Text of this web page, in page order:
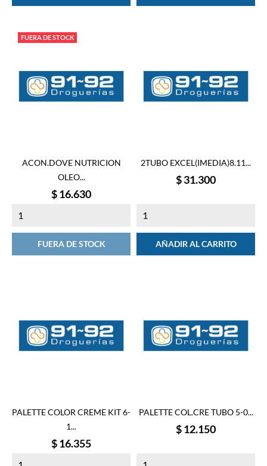
ACON.DOVE NUTRICION
OLEO...
Precio
$ 16.630
FUERA DE STOCK
FUERA DE STOCK
2TUBO EXCEL(IMEDIA)8.11...
Precio
$ 31.300
AÑADIR AL CARRITO
PALETTE COLOR CREME KIT 6-
1...
Precio
$ 16.355
PALETTE COL.CRE TUBO 5-0...
Precio
$ 12.150